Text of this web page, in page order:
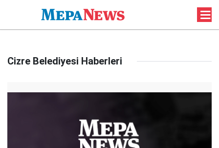
Cizre Belediyesi Haberleri